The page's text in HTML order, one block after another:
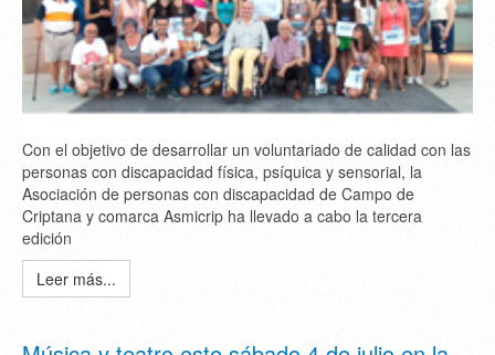
Con el objetivo de desarrollar un voluntariado de calidad con las
personas con discapacidad física, psíquica y sensorial, la
Asociación de personas con discapacidad de Campo de
Criptana y comarca Asmicrip ha llevado a cabo la tercera
edición
Leer más...